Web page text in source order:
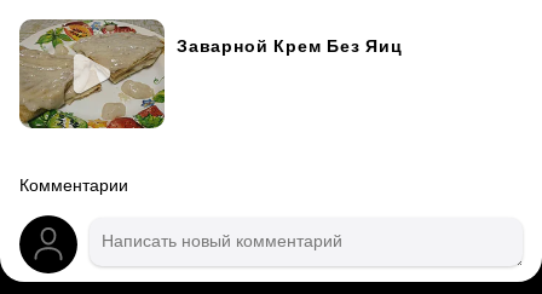
Заварной Крем Без Яиц
Комментарии